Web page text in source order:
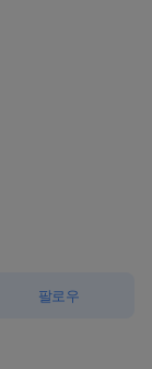
팔로우